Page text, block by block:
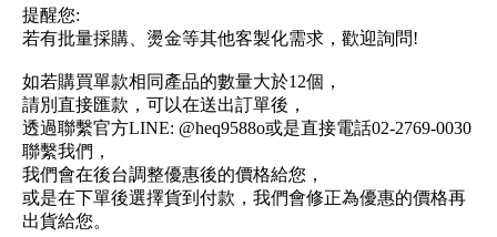
提醒您:
若有批量採購、燙金等其他客製化需求，歡迎詢問!
如若購買單款相同產品的數量大於12個，
請別直接匯款，可以在送出訂單後，
透過聯繫官方LINE: @heq9588o或是直接電話02-2769-0030
聯繫我們，
我們會在後台調整優惠後的價格給您，
或是在下單後選擇貨到付款，我們會修正為優惠的價格再
出貨給您。